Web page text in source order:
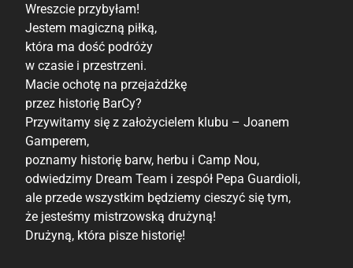
Wreszcie przybyłam!
Jestem magiczną piłką,
która ma dość podróży
w czasie i przestrzeni.
Macie ochotę na przejażdżkę
przez historię BarCy?
Przywitamy się z założycielem klubu – Joanem
Gamperem,
poznamy historię barw, herbu i Camp Nou,
odwiedzimy Dream Team i zespół Pepa Guardioli,
ale przede wszystkim będziemy cieszyć się tym,
że jesteśmy mistrzowską drużyną!
Drużyną, która pisze historię!